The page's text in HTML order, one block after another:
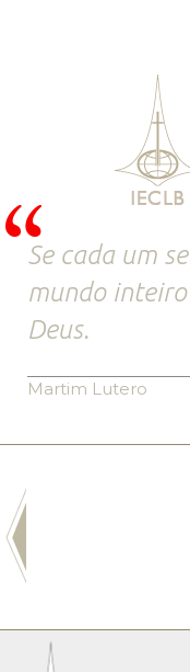
Se cada um
mundo
Deus.
Martim Lutero